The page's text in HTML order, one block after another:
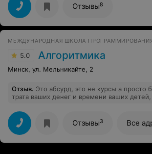
Отзывы8
МЕЖДУНАРОДНАЯ ШКОЛА
5.0 Алгоритмика
Минск, ул. Мельникайте, 2
Отзыв. Это абсурд, это не курсы а просто
трата ваших денег и времени ваших
дают за 64 а.ч. В течении года ребенок
освоит за 6-7 в течении двух трех недель.
мне бы на их месте стыдно было бы звать
показывать чем их дети год занимались. В
советую!!!
Отзывы3 Все